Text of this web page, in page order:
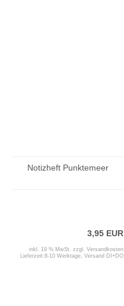
Notizheft Punktemeer
3,95 EUR
inkl. 19 % MwSt. zzgl. Versandkosten
Lieferzeit:8-10 Werktage, Versand DI+DO